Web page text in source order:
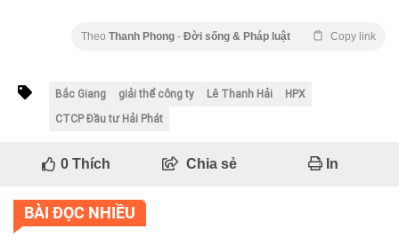
Theo Thanh Phong - Đời sống & Pháp luật Copy link
Bắc Giang giải thể công ty Lê Thanh Hải
HPX
CTCP Đầu tư Hải Phát
0Thích Chia sẻ In
BÀI ĐỌC NHIỀU